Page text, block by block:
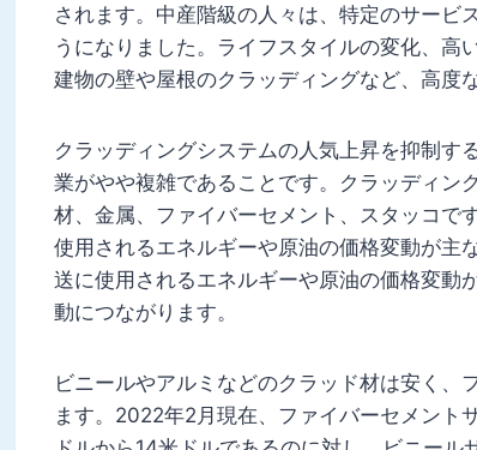
されます。中産階級の人々は、特定のサービ
うになりました。ライフスタイルの変化、高
建物の壁や屋根のクラッディングなど、高度
クラッディングシステムの人気上昇を抑制す
業がやや複雑であることです。クラッディン
材、金属、ファイバーセメント、スタッコで
使用されるエネルギーや原油の価格変動が主
送に使用されるエネルギーや原油の価格変動
動につながります。
ビニールやアルミなどのクラッド材は安く、
ます。2022年2月現在、ファイバーセメント